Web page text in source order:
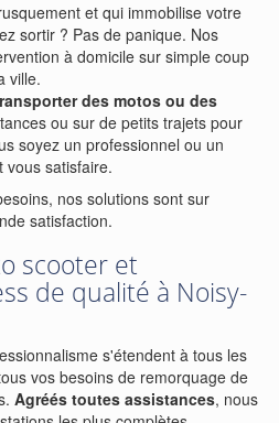
et qui immobilise votre
sortir ? Pas de panique. Nos
à domicile sur simple coup
ville.
des motos ou des
ou sur de petits trajets pour
soyez un professionnel ou un
vous satisfaire.
nos solutions sont sur
satisfaction.
scooter et
de qualité à Noisy-
s'étendent à tous les
vos besoins de remorquage de
Agréés toutes assistances, nous